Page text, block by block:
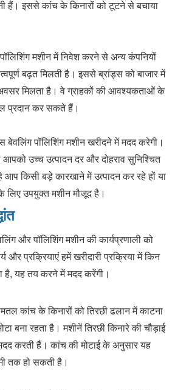
हैं। इससे कांच के किनारों को टूटने से बचाया
मशीन में निवेश करने से अन्य कंपनियों
बढ़त मिलती है। इससे ब्रांड्स को बाजार में
मिलता है। वे ग्राहकों की आवश्यकताओं के
प्रदान कर सकते हैं।
बेवलिंग पॉलिशिंग मशीन खरीदने में मदद करेगी।
उच्च उत्पादन दर और दोहराव सुनिश्चित
किसी बड़े कारखाने में उत्पादन कर रहे हों या
लिए उपयुक्त मशीन मौजूद है।
और पॉलिशिंग मशीन की कार्यप्रणाली को
प्रक्रियाएं हमें खरीदारी प्रक्रिया में किन
है, यह तय करने में मदद करेंगी।
कांच के किनारों को तिरछी ढलान में काटना
बना रहता है। मशीनें तिरछी किनारे की चौड़ाई
करती हैं। कांच की मोटाई के अनुसार यह
तक हो सकती है।